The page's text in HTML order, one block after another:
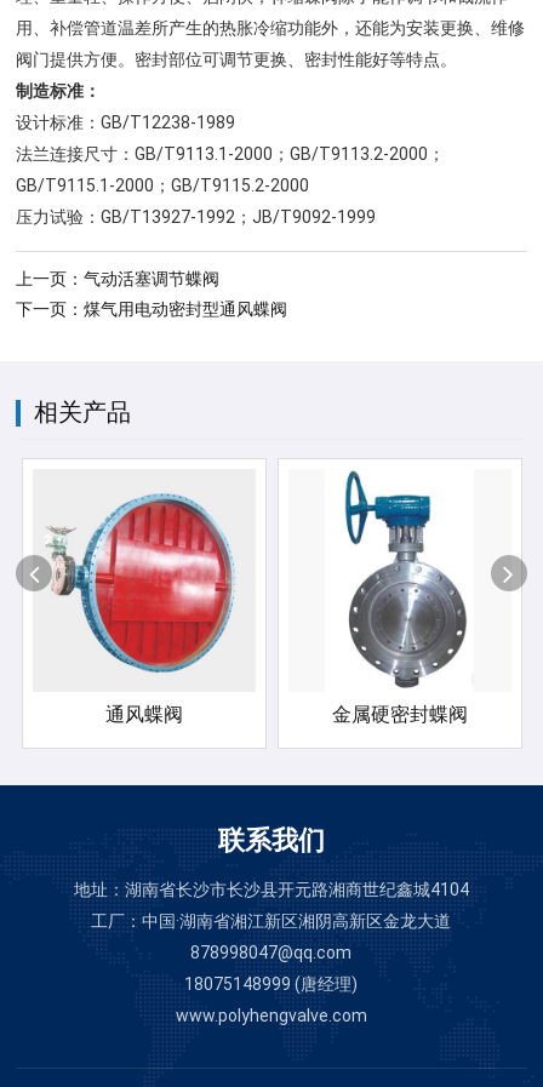
用、补偿管道温差所产生的热胀冷缩功能外，还能为安装更换、维修
阀门提供方便。密封部位可调节更换、密封性能好等特点。
制造标准：
设计标准：GB/T12238-1989
法兰连接尺寸：GB/T9113.1-2000；GB/T9113.2-2000；
GB/T9115.1-2000；GB/T9115.2-2000
压力试验：GB/T13927-1992；JB/T9092-1999
上一页：气动活塞调节蝶阀
下一页：煤气用电动密封型通风蝶阀
相关产品
通风蝶阀 金属硬密封蝶阀
联系我们
地址：湖南省长沙市长沙县开元路湘商世纪鑫城4104
工厂：中国·湖南省湘江新区湘阴高新区金龙大道
878998047@qq.com
18075148999 (唐经理)
www.polyhengvalve.com